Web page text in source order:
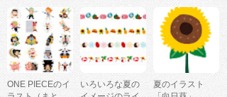
ONE PIECEのイ
いろいろな夏の
夏のイラスト